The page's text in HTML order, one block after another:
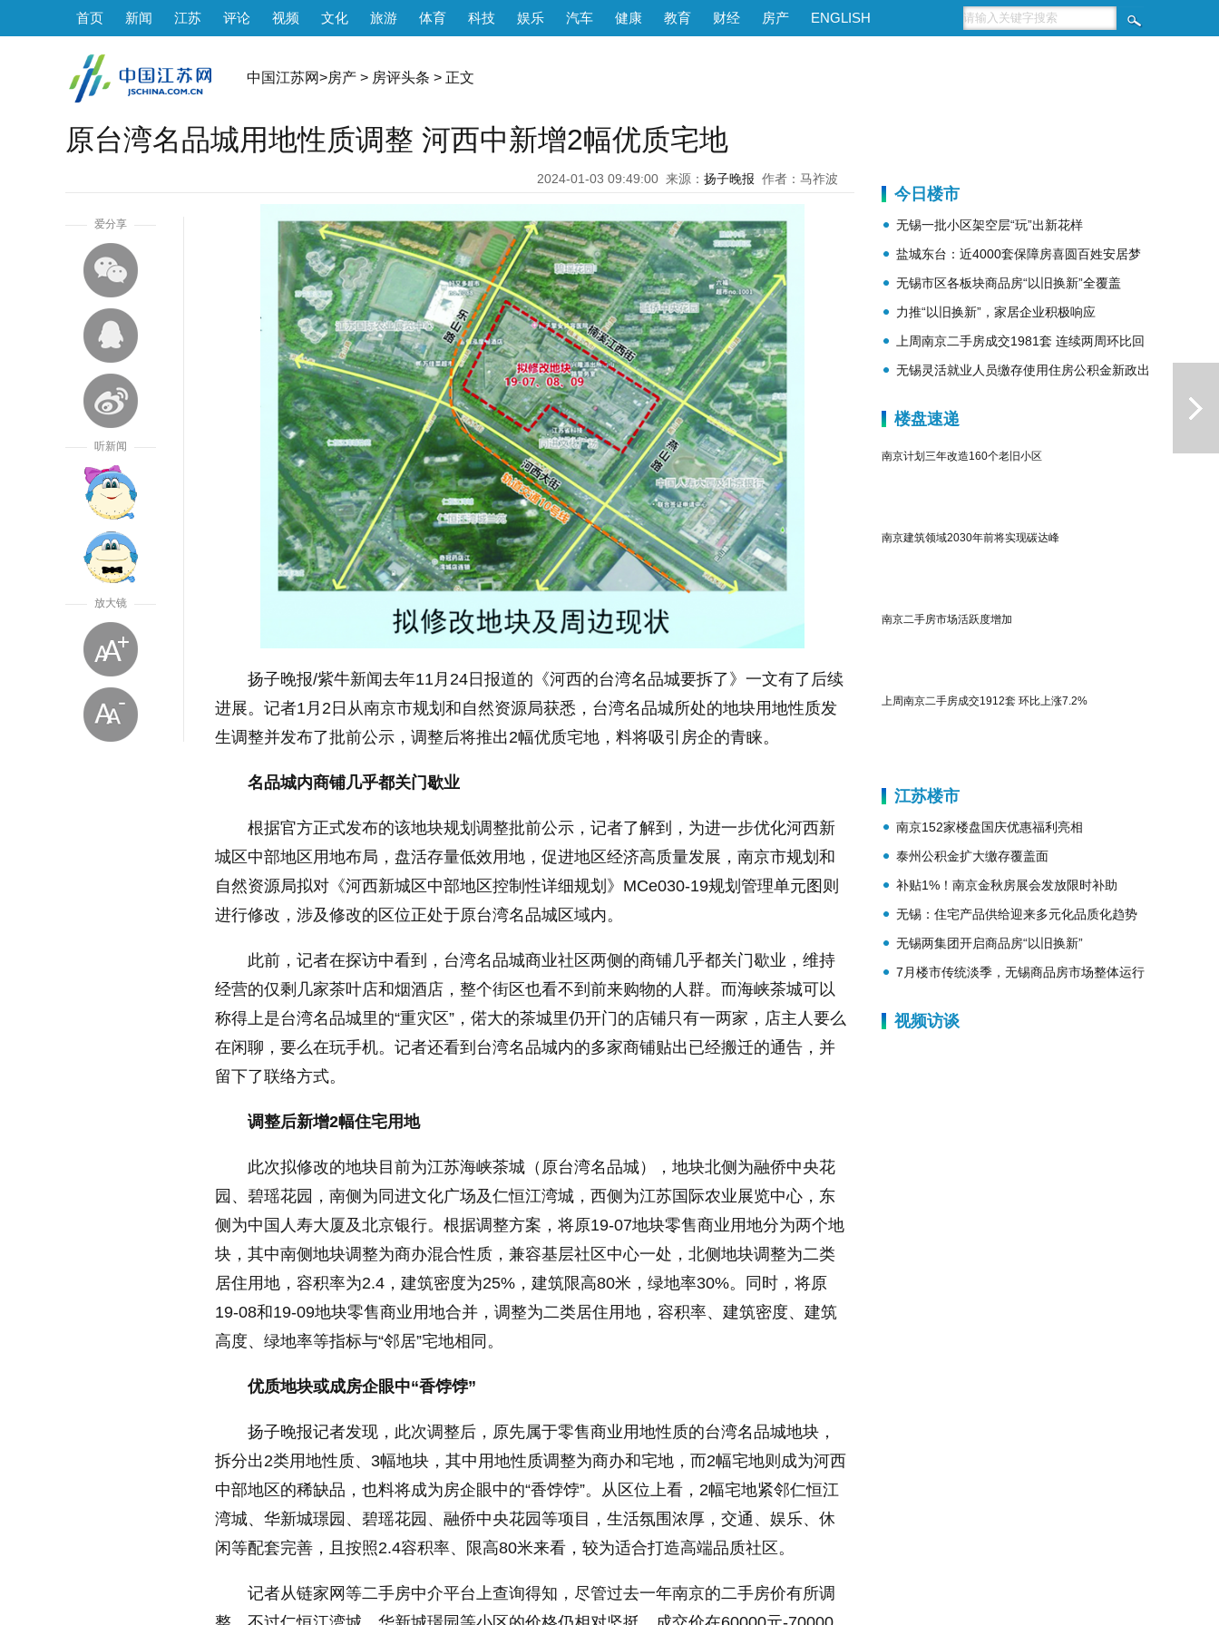
首页 新闻 江苏 评论 视频 文化 旅游 体育 科技 娱乐 汽车 健康 教育 财经 房产 ENGLISH
中国江苏网>房产 > 房评头条 > 正文
原台湾名品城用地性质调整 河西中新增2幅优质宅地
2024-01-03 09:49:00 来源： 扬子晚报 作者：马祚波
爱分享
听新闻
放大镜
扬子晚报/紫牛新闻去年11月24日报道的《河西的台湾名品城要拆了》一文有了后续
进展。记者1月2日从南京市规划和自然资源局获悉，台湾名品城所处的地块用地性质发
生调整并发布了批前公示，调整后将推出2幅优质宅地，料将吸引房企的青睐。
名品城内商铺几乎都关门歇业
根据官方正式发布的该地块规划调整批前公示，记者了解到，为进一步优化河西新
城区中部地区用地布局，盘活存量低效用地，促进地区经济高质量发展，南京市规划和
自然资源局拟对《河西新城区中部地区控制性详细规划》MCe030-19规划管理单元图则
进行修改，涉及修改的区位正处于原台湾名品城区域内。
此前，记者在探访中看到，台湾名品城商业社区两侧的商铺几乎都关门歇业，维持
经营的仅剩几家茶叶店和烟酒店，整个街区也看不到前来购物的人群。而海峡茶城可以
称得上是台湾名品城里的“重灾区”，偌大的茶城里仍开门的店铺只有一两家，店主人要么
在闲聊，要么在玩手机。记者还看到台湾名品城内的多家商铺贴出已经搬迁的通告，并
留下了联络方式。
调整后新增2幅住宅用地
此次拟修改的地块目前为江苏海峡茶城（原台湾名品城），地块北侧为融侨中央花
园、碧瑶花园，南侧为同进文化广场及仁恒江湾城，西侧为江苏国际农业展览中心，东
侧为中国人寿大厦及北京银行。根据调整方案，将原19-07地块零售商业用地分为两个地
块，其中南侧地块调整为商办混合性质，兼容基层社区中心一处，北侧地块调整为二类
居住用地，容积率为2.4，建筑密度为25%，建筑限高80米，绿地率30%。同时，将原
19-08和19-09地块零售商业用地合并，调整为二类居住用地，容积率、建筑密度、建筑
高度、绿地率等指标与“邻居”宅地相同。
优质地块或成房企眼中“香饽饽”
扬子晚报记者发现，此次调整后，原先属于零售商业用地性质的台湾名品城地块，
拆分出2类用地性质、3幅地块，其中用地性质调整为商办和宅地，而2幅宅地则成为河西
中部地区的稀缺品，也料将成为房企眼中的“香饽饽”。从区位上看，2幅宅地紧邻仁恒江
湾城、华新城璟园、碧瑶花园、融侨中央花园等项目，生活氛围浓厚，交通、娱乐、休
闲等配套完善，且按照2.4容积率、限高80米来看，较为适合打造高端品质社区。
记者从链家网等二手房中介平台上查询得知，尽管过去一年南京的二手房价有所调
今日楼市
无锡一批小区架空层“玩”出新花样
盐城东台：近4000套保障房喜圆百姓安居梦
无锡市区各板块商品房“以旧换新”全覆盖
力推“以旧换新”，家居企业积极响应
上周南京二手房成交1981套 连续两周环比回
升
无锡灵活就业人员缴存使用住房公积金新政出
楼盘速递
南京计划三年改造160个老旧小区
南京建筑领域2030年前将实现碳达峰
南京二手房市场活跃度增加
上周南京二手房成交1912套 环比上涨7.2%
江苏楼市
南京152家楼盘国庆优惠福利亮相
泰州公积金扩大缴存覆盖面
补贴1%！南京金秋房展会发放限时补助
无锡：住宅产品供给迎来多元化品质化趋势
无锡两集团开启商品房“以旧换新”
7月楼市传统淡季，无锡商品房市场整体运行
视频访谈